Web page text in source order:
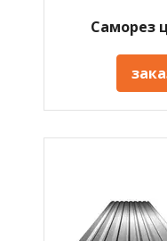
Саморез